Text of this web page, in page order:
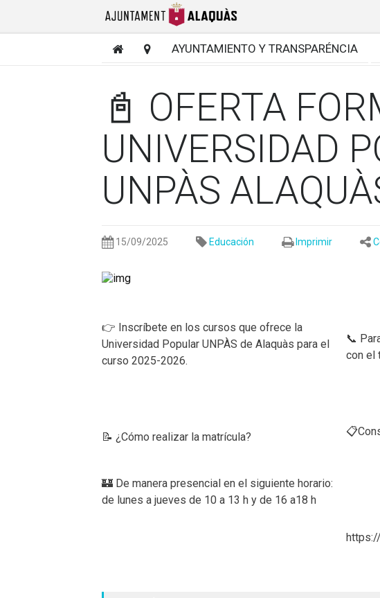
AYUNTAMIENTO Y TRANSPARÉNCIA
📓 OFERTA
UNIVERSIDAD
UNPÀS
15/09/2025 Educación Imprimir
👉 Inscríbete en los cursos que ofrece la
Universidad Popular UNPÀS de Alaquàs para el
curso 2025-2026.
📝 ¿Cómo realizar la matrícula?
🏰 De manera presencial en el siguiente horario:
de lunes a jueves de 10 a 13 h y de 16 a18 h
📞
con el